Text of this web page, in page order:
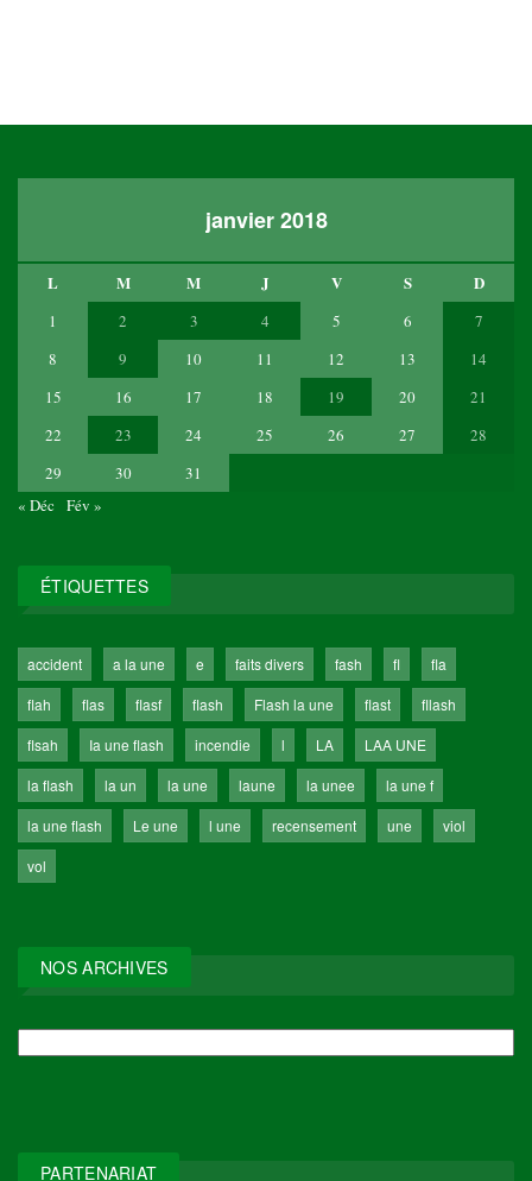
janvier 2018
L M M J V S D
1 2 3 4 5 6
7
8
9 10 11 12 13
14
15
16 17 18 19 20
21
22
23 24 25 26 27
28
29
30
31
« Déc Fév »
ÉTIQUETTES
accident a la une e faits divers fash fl
fla
flah
flas flasf flash Flash la une flast
fllash
flsah
Ia une flash incendie l LA
LAA UNE
la flash
la un la une laune la unee
la une f
la une flash
Le une l une recensement une
viol
vol
NOS ARCHIVES
PARTENARIAT